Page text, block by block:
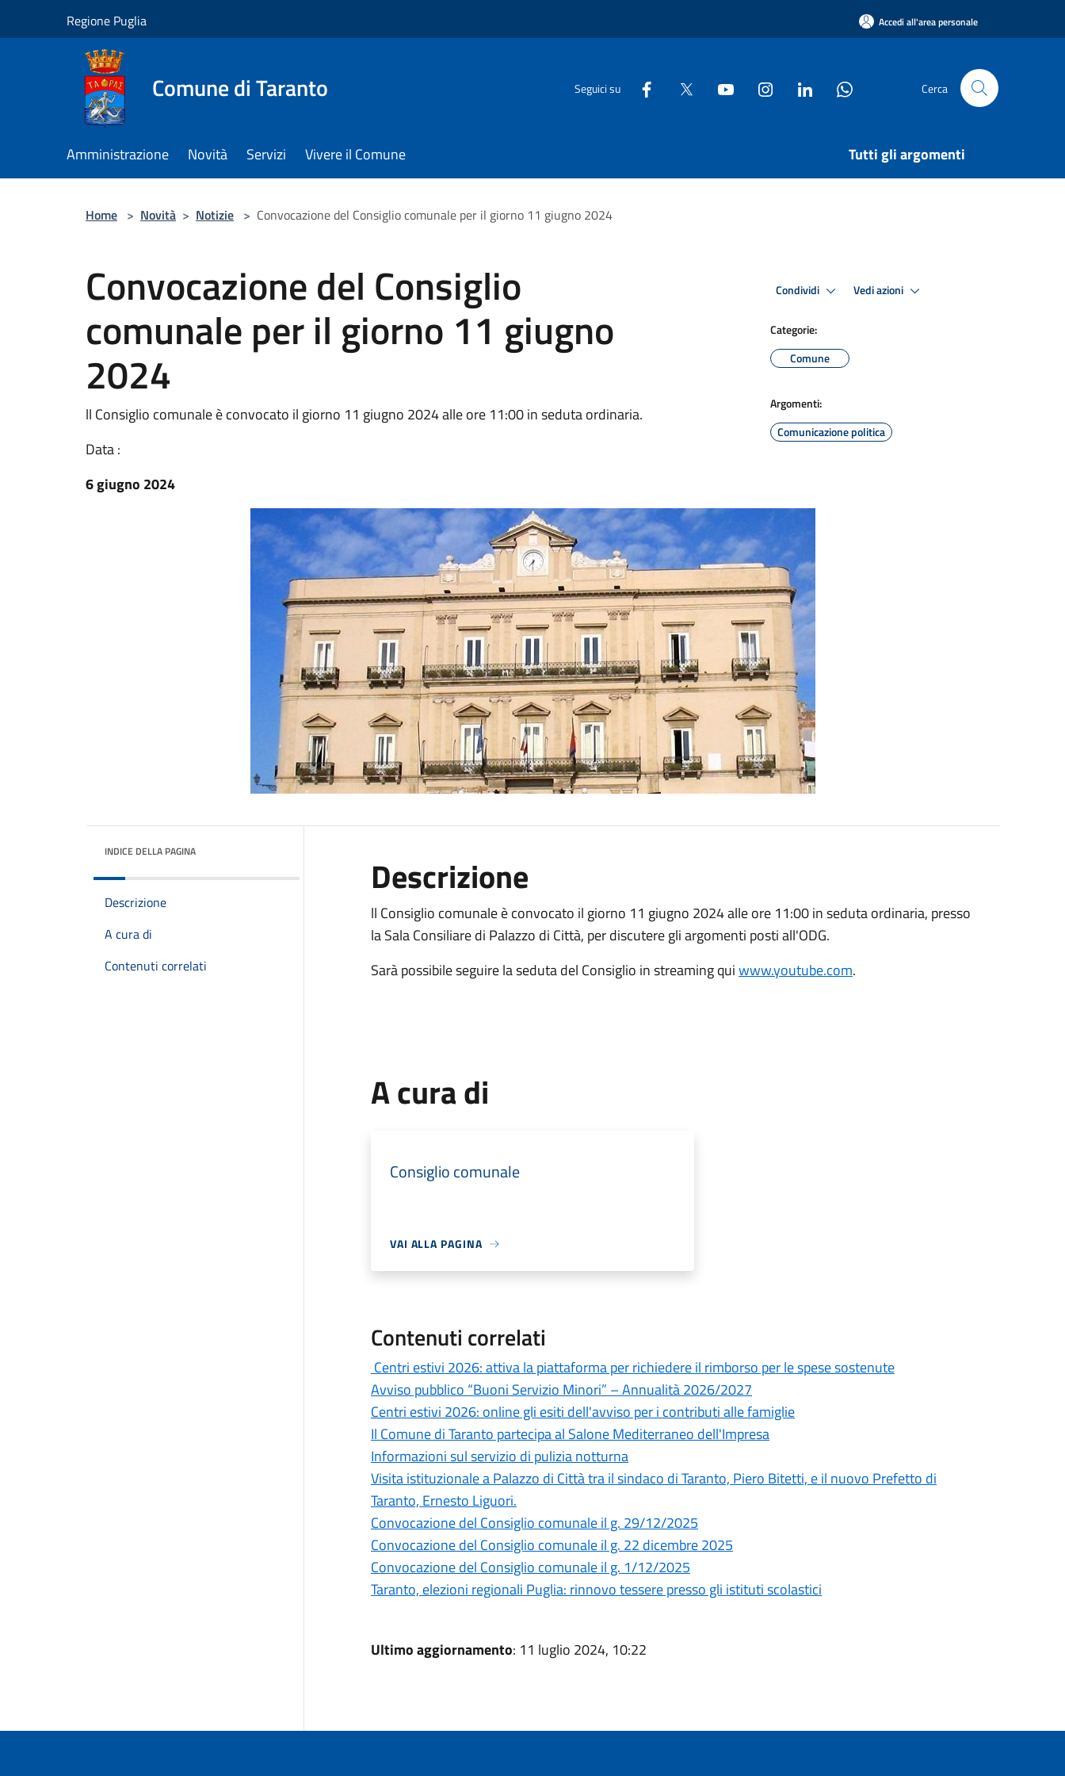
Regione Puglia Accedi all'area personale
Comune di Taranto Seguici su Cerca
Amministrazione Novità Servizi Vivere il Comune Tutti gli argomenti
Home > Novità > Notizie > Convocazione del Consiglio comunale per il giorno 11 giugno 2024
Convocazione del Consiglio
comunale per il giorno 11 giugno
2024
ll Consiglio comunale è convocato il giorno 11 giugno 2024 alle ore 11:00 in seduta ordinaria.
Data :
6 giugno 2024
Condividi Vedi azioni
Categorie:
Comune
Argomenti:
Comunicazione politica
INDICE DELLA PAGINA
Descrizione
A cura di
Contenuti correlati
Descrizione
ll Consiglio comunale è convocato il giorno 11 giugno 2024 alle ore 11:00 in seduta ordinaria, presso
la Sala Consiliare di Palazzo di Città, per discutere gli argomenti posti all'ODG.
Sarà possibile seguire la seduta del Consiglio in streaming quiwww.youtube.com.
A cura di
Consiglio comunale
VAI ALLA PAGINA
Contenuti correlati
Centri estivi 2026: attiva la piattaforma per richiedere il rimborso per le spese sostenute
Avviso pubblico “Buoni Servizio Minori” – Annualità 2026/2027
Centri estivi 2026: online gli esiti dell'avviso per i contributi alle famiglie
Il Comune di Taranto partecipa al Salone Mediterraneo dell'Impresa
Informazioni sul servizio di pulizia notturna
Visita istituzionale a Palazzo di Città tra il sindaco di Taranto, Piero Bitetti, e il nuovo Prefetto di
Taranto, Ernesto Liguori.
Convocazione del Consiglio comunale il g. 29/12/2025
Convocazione del Consiglio comunale il g. 22 dicembre 2025
Convocazione del Consiglio comunale il g. 1/12/2025
Taranto, elezioni regionali Puglia: rinnovo tessere presso gli istituti scolastici
Ultimo aggiornamento: 11 luglio 2024, 10:22